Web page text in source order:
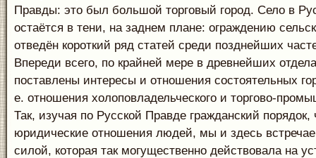
Правды: это был большой торговый город. Село в
остаётся в тени, на заднем плане: ограждению
отведён короткий ряд статей среди позднейших
Впереди всего, по крайней мере в древнейших
поставлены интересы и отношения состоятельных
е. отношения холоповладельческого и торгово-
Так, изучая по Русской Правде гражданский порядок,
юридические отношения людей, мы и здесь
силой, которая так могущественно действовала на